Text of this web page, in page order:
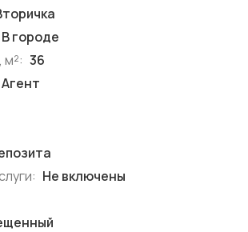
В городе
36
Агент
Не включены